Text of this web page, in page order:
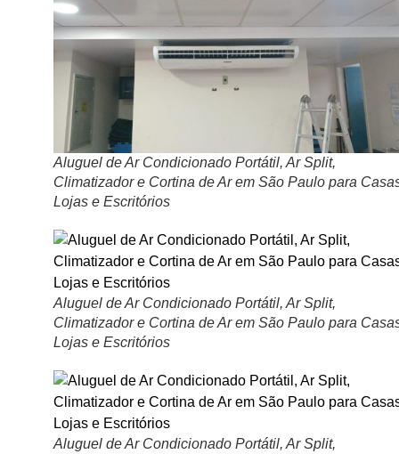
Aluguel de Ar Condicionado Portátil, Ar Split,
Climatizador e Cortina de Ar em São Paulo para
Lojas e Escritórios
Aluguel de Ar Condicionado Portátil, Ar Split,
Climatizador e Cortina de Ar em São Paulo para
Lojas e Escritórios
Aluguel de Ar Condicionado Portátil, Ar Split,